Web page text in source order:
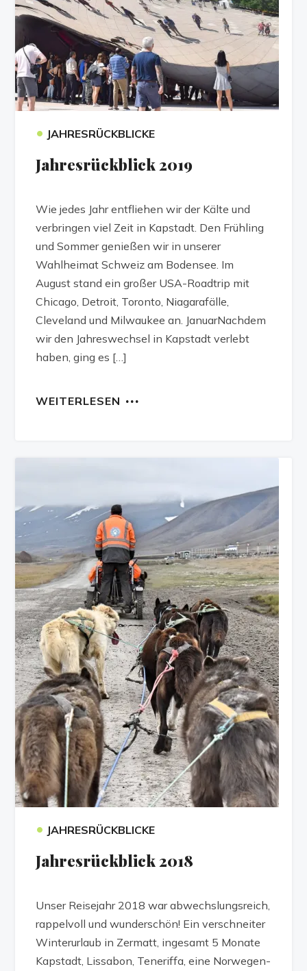
• JAHRESRÜCKBLICKE
Jahresrückblick 2019
Wie jedes Jahr entfliehen wir der Kälte und
verbringen viel Zeit in Kapstadt. Den Frühling
und Sommer genießen wir in unserer
Wahlheimat Schweiz am Bodensee. Im
August stand ein großer USA-Roadtrip mit
Chicago, Detroit, Toronto, Niagarafälle,
Cleveland und Milwaukee an. JanuarNachdem
wir den Jahreswechsel in Kapstadt verlebt
haben, ging es […]
WEITERLESEN
• JAHRESRÜCKBLICKE
Jahresrückblick 2018
Unser Reisejahr 2018 war abwechslungsreich,
rappelvoll und wunderschön! Ein verschneiter
Winterurlaub in Zermatt, ingesamt 5 Monate
Kapstadt, Lissabon, Teneriffa, eine Norwegen-